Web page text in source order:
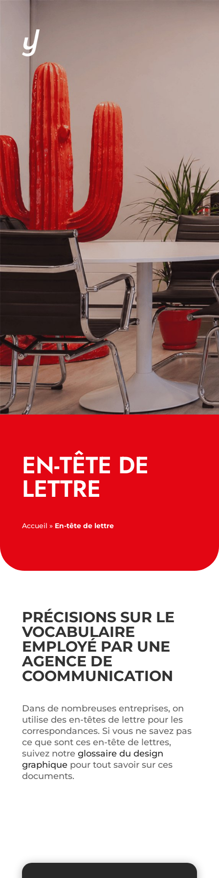
ACTUALITÉS
CONTACT
L’Agence de
communication
qui propulse
Votre
Business
EN-TÊTE DE
LETTRE
Accueil » En-tête de lettre
PRÉCISIONS SUR LE
VOCABULAIRE
EMPLOYÉ PAR UNE
AGENCE DE
COOMMUNICATION
Dans de nombreuses entreprises, on
utilise des en-têtes de lettre pour les
correspondances. Si vous ne savez pas
ce que sont ces en-tête de lettres,
suivez notre glossaire du design
graphiquepour tout savoir sur ces
documents.